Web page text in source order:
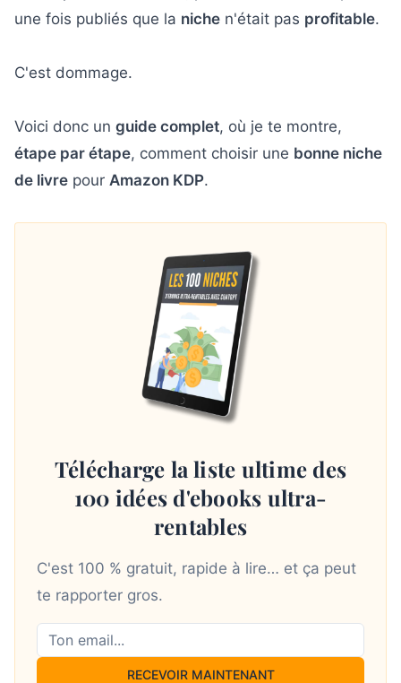
une fois publiés que la niche n'était pas profitable.
C'est dommage.
Voici donc un guide complet, où je te montre,
étape par étape, comment choisir une bonne niche
de livre pour Amazon KDP.
Télécharge la liste ultime des
100 idées d'ebooks ultra-
rentables
C'est 100 % gratuit, rapide à lire… et ça peut
te rapporter gros.
RECEVOIR MAINTENANT